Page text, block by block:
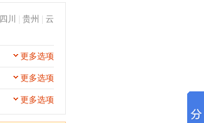
四川 贵州
云
更多选项
更多选项
更多选项